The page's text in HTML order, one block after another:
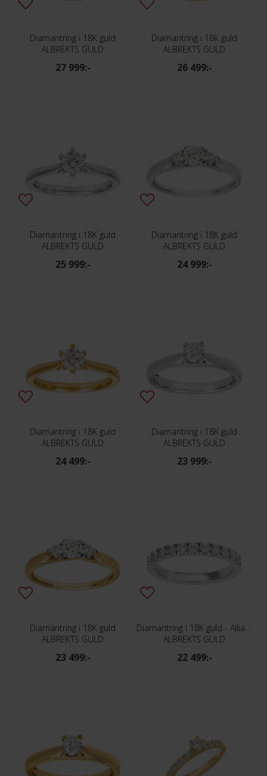
Diamantring i 18K guld
ALBREKTS GULD
27 999:-
Diamantring i 18K guld
ALBREKTS GULD
26 499:-
Diamantring i 18K guld
ALBREKTS GULD
25 999:-
Diamantring i 18K guld
ALBREKTS GULD
24 999:-
Diamantring i 18K guld
ALBREKTS GULD
24 499:-
Diamantring i 18K guld
ALBREKTS GULD
23 999:-
Diamantring i 18K guld
ALBREKTS GULD
23 499:-
Diamantring I 18K guld - Allians
ALBREKTS GULD
22 499:-